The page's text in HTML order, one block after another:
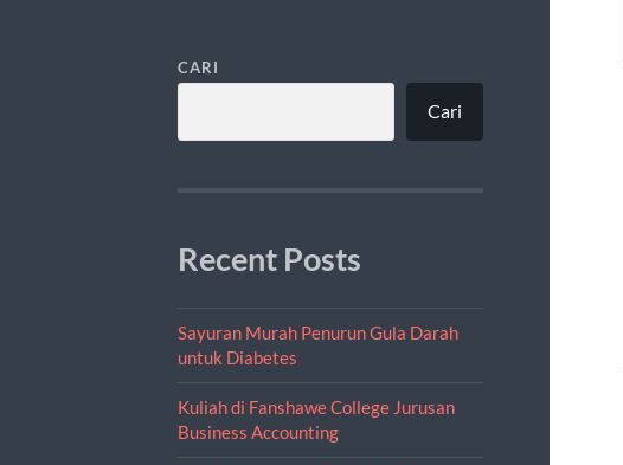
CARI
Cari
Recent Posts
Sayuran Murah Penurun Gula Darah
untuk Diabetes
Kuliah di Fanshawe College Jurusan
Business Accounting